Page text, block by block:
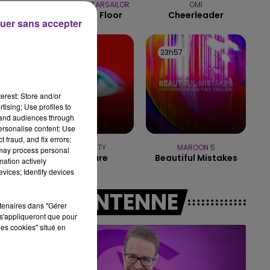
10h00 - 14h00
LE TICKET DE CAISSE
OFENBACH & STARSAILOR
Four To The Floor
OMI
Cheerleader
TEMPER CITY
Self Aware
23h57
23h57
MAROON 5
Beautiful Mistakes
A L'ANTENNE
Store and/or
Use profiles to
audiences through
content; Use
fraud, and fix errors;
process personal
actively
Identify devices
dans "Gérer
que pour
cookies" situé en
sans accepter